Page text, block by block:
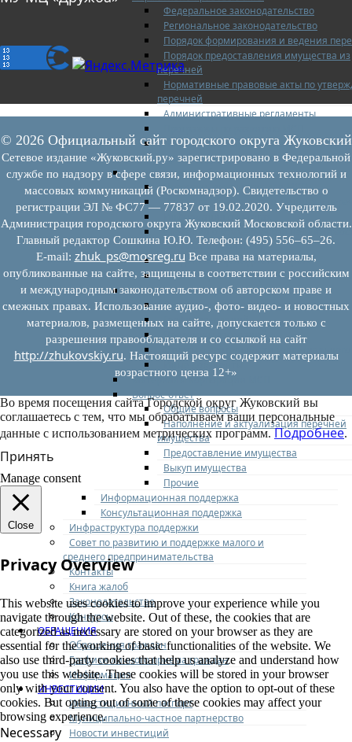
Федеральное законодательство
Региональное законодательство
Порядок формирования и ведения
Порядок предоставления имущества из
перечней
Нормативные правовые акты по
перечней
Административные регламенты
Нормативные правовые акты по
мерам поддержки субъектов МСП
Имущество для бизнеса
Перечень имущества для МСП
Паспорта объектов, включенных в
Информация о льготах
Сведения о коммерческой
предлагаемой бизнесу
Сведения о проводимых торгах
Инвестиционная карта Московской
Коллегиальный орган
Регламентирующие документы
График заседаний
Протоколы заседаний
Отчеты о деятельности
Иные документы
Материалы Корпорации МСП
Вопрос-ответ
Общие вопросы
Наполнение и актуализация перечней
имущества
Предоставление имущества
Выкуп имущества
Прочие
Информационная поддержка
Консультационная поддержка
Инфраструктура поддержки
Совет по развитию и поддержке малого и
среднего предпринимательства
Контакты
Книга жалоб
Законодательство
Конкурсы
ОБРАЩЕНИЯ
Обращения граждан
Графики личного приема граждан
Информация
ИНВЕСТИЦИИ
Инвестиционный паспорт
Муниципально-частное партнерство
Новости инвестиций
© 2026 Официальный сайт городского округа Жуковский
Сетевое издание «Жуковский.ру» зарегистрировано в Федеральной
службе по надзору в сфере связи, информационных технологий и
массовых коммуникаций (Роскомнадзор). Свидетельство о
регистрации ЭЛ № ФС77 — 77837 от 19.02.2020. Учредитель
Администрация городского округа Жуковский Московской области.
Главный редактор Сошкина Ю.Ю. Телефон: (495) 556–65–26.
E‑mail: zhuk_ps@mosreg.ru Все права на материалы,
опубликованные на сайте, защищены в соответствии с российским
и международным законодательством об авторском праве и
смежных правах. Использование аудио-, фото- видео- и новостных
материалов, размещенных на сайте, допускается только с
разрешения правообладателя и со ссылкой на сайт
http://zhukovskiy.ru. Настоящий ресурс содержит материалы
возрастного ценза 12+»
Во время посещения сайта Городской округ Жуковский вы
соглашаетесь с тем, что мы обрабатываем ваши персональные
данные с использованием метрических программ.Подробнее.
Принять
Manage consent
Close
Privacy Overview
This website uses cookies to improve your experience while you
navigate through the website. Out of these, the cookies that are
categorized as necessary are stored on your browser as they are
essential for the working of basic functionalities of the website. We
also use third-party cookies that help us analyze and understand how
you use this website. These cookies will be stored in your browser
only with your consent. You also have the option to opt-out of these
cookies. But opting out of some of these cookies may affect your
browsing experience.
Necessary